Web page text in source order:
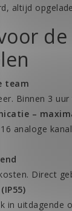
altijd
team
Binnen 3
–
analoge
Direct
in uitdagende